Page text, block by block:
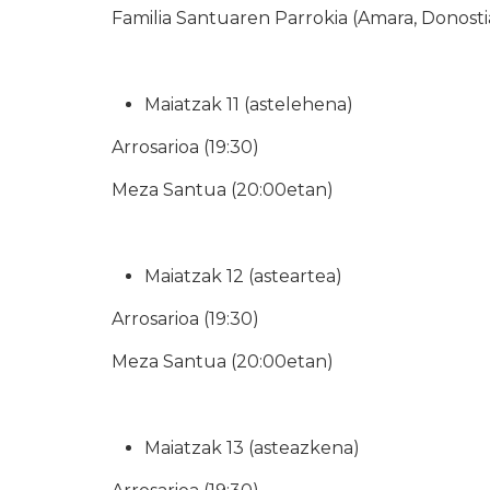
Familia Santuaren Parrokia (Amara,
Maiatzak 11 (astelehena)
Arrosarioa (19:30)
Meza Santua (20:00etan)
Maiatzak 12 (asteartea)
Arrosarioa (19:30)
Meza Santua (20:00etan)
Maiatzak 13 (asteazkena)